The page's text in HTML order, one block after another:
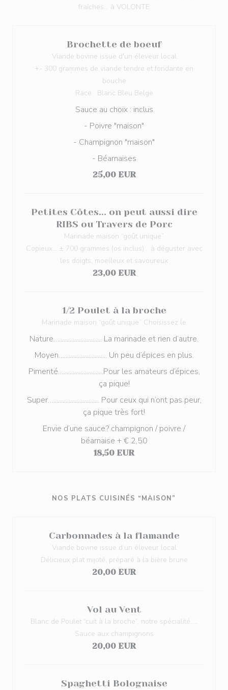
fraîches... à VOLONTE
Brochette de boeuf
Viande bovine issue d'un éleveur local
+- 300 grammes de viande tendre et fondante en
bouche
Race : Blanc Bleu Belge
Sauce au choix : inclus
- Poivre "maison"
- Champignon "maison"
- Béarnaises
25,00 EUR
Petites Côtes... on peut aussi dire
RIBS ou Travers de Porc
Marinade maison “goût unique”
Copieux... ± 700 grammes (os inclus)... à déguster avec
les doigts, moelleux et savoureux
23,00 EUR
1/2 Poulet à la broche
Marinade maison “goût unique” Choisissez le
Nature…............................ La marinade et rien d’autre.
Moyen…............................ Un peu d’épices en plus.
Pimenté…..........................Pour les amateurs d’épices,
ça pique!
Super….............................. Pour ceux qui n’ont pas peur,
ça pique très fort!
Envie d’une sauce? champignon / poivre /
béarnaise + € 2,50
18,50 EUR
NOS PLATS CUISINÉS “MAISON”
Carbonnades à la flamande
Viande bovine issue d’un éleveur local
Délicieux plat mijoté, préparé à la bière brune
20,00 EUR
Vol au Vent
Blanc de Poulet “cuit à la broche”, notre spécialité…..
Sauce aux champignons
20,00 EUR
Spaghetti Bolognaise